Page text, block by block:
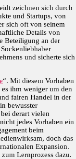
zeichnen sich durch
und Startups, von
sich oft von seinem
Details von
Beteiligung an der
und sicherte sich
“. Mit diesem Vorhaben
ihm weniger um den
fairen Handel in der
bewusster
derart vielen
jedes Vorhaben ein
beim
doch das
Expansion.
Lernprozess dazu.